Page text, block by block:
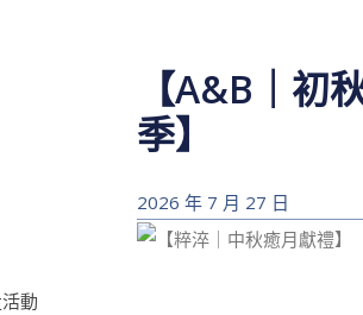
【A&B｜初
季】
2026 年 7 月 27 日